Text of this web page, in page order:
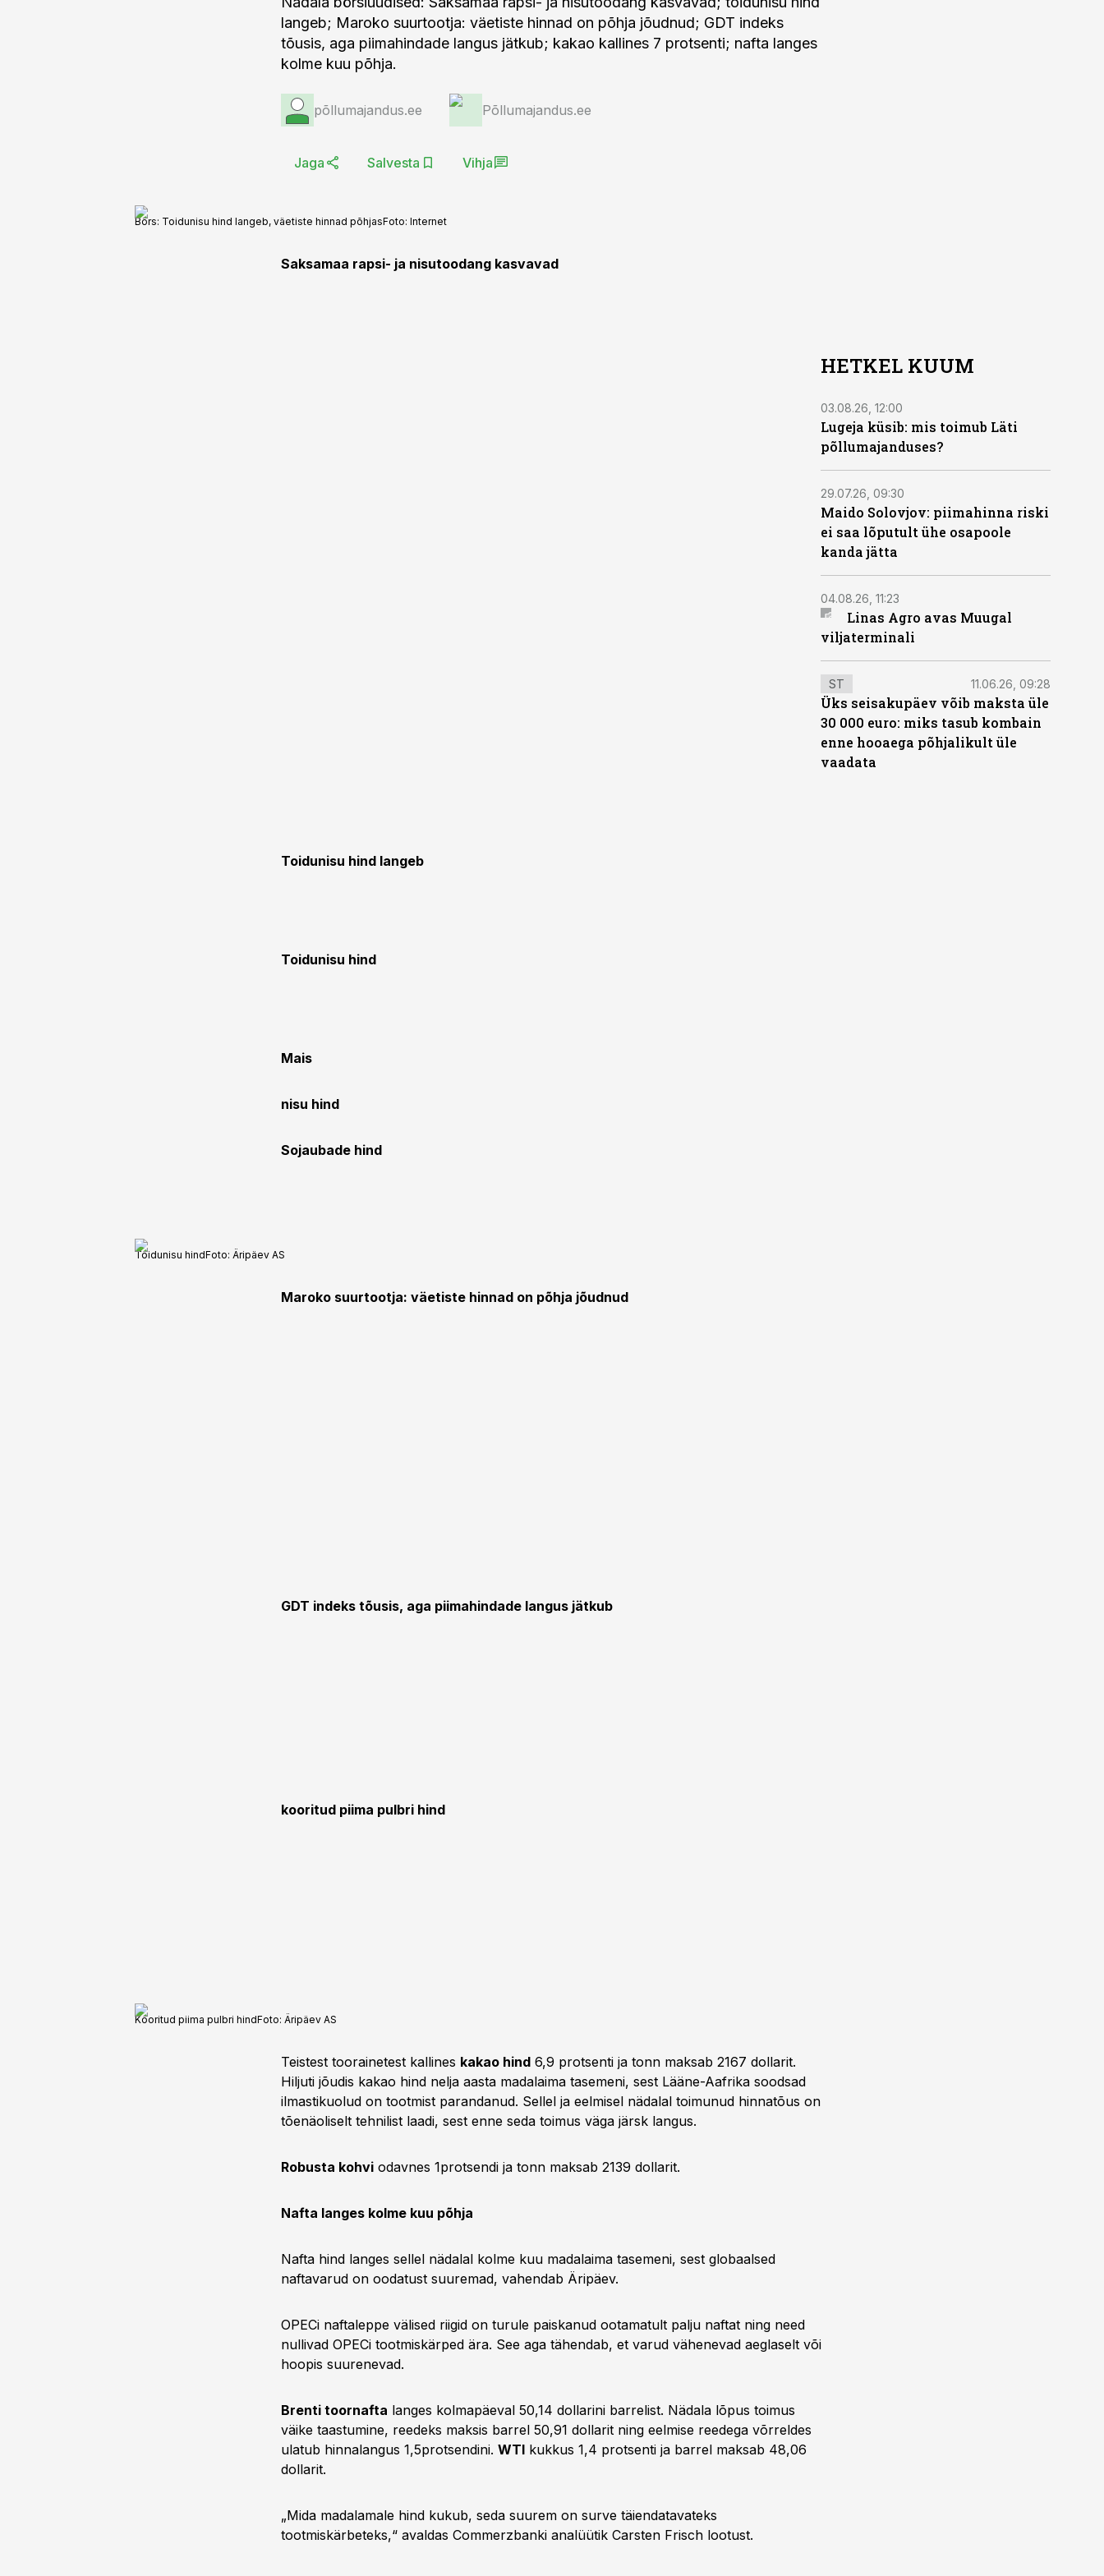
langeb; Maroko suurtootja: väetiste hinnad on põhja jõudnud; GDT indeks
tõusis, aga piimahindade langus jätkub; kakao kallines 7 protsenti; nafta langes
kolme kuu põhja.
põllumajandus.ee Põllumajandus.ee
Jaga Salvesta Vihja
Börs: Toidunisu hind langeb, väetiste hinnad põhjasFoto: Internet
Saksamaa rapsi- ja nisutoodang kasvavad
HETKEL KUUM
03.08.26, 12:00
Lugeja küsib: mis toimub Läti
põllumajanduses?
29.07.26, 09:30
Maido Solovjov: piimahinna riski
ei saa lõputult ühe osapoole
kanda jätta
04.08.26, 11:23
Linas Agro avas Muugal
viljaterminali
ST 11.06.26, 09:28
Üks seisakupäev võib maksta üle
30 000 euro: miks tasub kombain
enne hooaega põhjalikult üle
vaadata
Toidunisu hind langeb
Toidunisu hind
Mais
nisu hind
Sojaubade hind
Toidunisu hindFoto: Äripäev AS
Maroko suurtootja: väetiste hinnad on põhja jõudnud
GDT indeks tõusis, aga piimahindade langus jätkub
kooritud piima pulbri hind
Kooritud piima pulbri hindFoto: Äripäev AS
Teistest toorainetest kallines kakao hind 6,9 protsenti ja tonn maksab 2167 dollarit.
Hiljuti jõudis kakao hind nelja aasta madalaima tasemeni, sest Lääne-Aafrika soodsad
ilmastikuolud on tootmist parandanud. Sellel ja eelmisel nädalal toimunud hinnatõus on
tõenäoliselt tehnilist laadi, sest enne seda toimus väga järsk langus.
Robusta kohvi odavnes 1protsendi ja tonn maksab 2139 dollarit.
Nafta langes kolme kuu põhja
Nafta hind langes sellel nädalal kolme kuu madalaima tasemeni, sest globaalsed
naftavarud on oodatust suuremad, vahendab Äripäev.
OPECi naftaleppe välised riigid on turule paiskanud ootamatult palju naftat ning need
nullivad OPECi tootmiskärped ära. See aga tähendab, et varud vähenevad aeglaselt või
hoopis suurenevad.
Brenti toornafta langes kolmapäeval 50,14 dollarini barrelist. Nädala lõpus toimus
väike taastumine, reedeks maksis barrel 50,91 dollarit ning eelmise reedega võrreldes
ulatub hinnalangus 1,5protsendini. WTI kukkus 1,4 protsenti ja barrel maksab 48,06
dollarit.
„Mida madalamale hind kukub, seda suurem on surve täiendatavateks
tootmiskärbeteks,“ avaldas Commerzbanki analüütik Carsten Frisch lootust.